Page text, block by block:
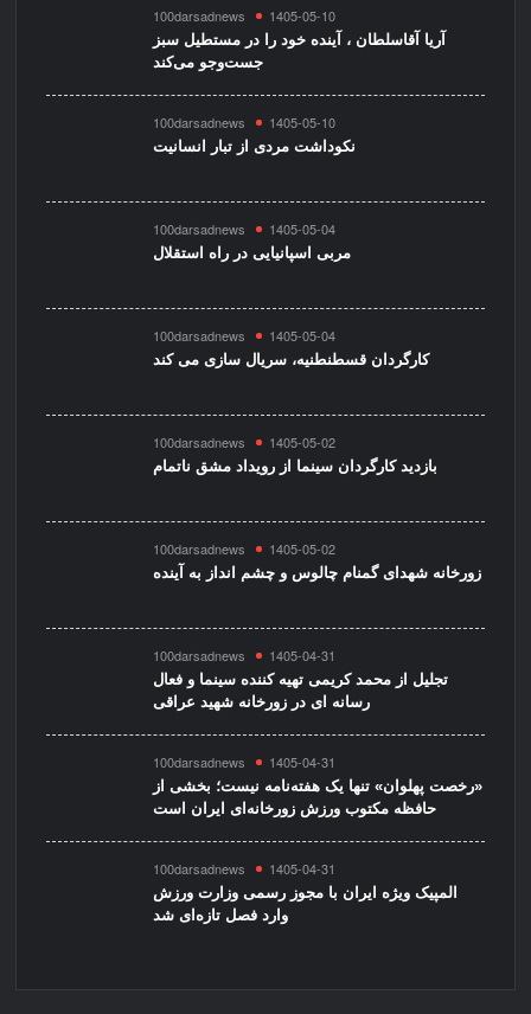
100darsadnews 1405-05-10
آریا آقاسلطان ، آینده خود را در مستطیل سبز
جست‌وجو می‌کند
100darsadnews 1405-05-10
نکوداشت مردی از تبار انسانیت
100darsadnews 1405-05-04
مربی اسپانیایی در راه استقلال
100darsadnews 1405-05-04
کارگردان قسطنطنیه، سریال سازی می کند
100darsadnews 1405-05-02
بازدید کارگردان سینما از رویداد مشق ناتمام
100darsadnews 1405-05-02
زورخانه شهدای گمنام چالوس و چشم انداز به آینده
100darsadnews 1405-04-31
تجلیل از محمد کریمی تهیه کننده سینما و فعال
رسانه ای در زورخانه شهید عراقی
100darsadnews 1405-04-31
«رخصت پهلوان» تنها یک هفته‌نامه نیست؛ بخشی از
حافظه مکتوب ورزش زورخانه‌ای ایران است
100darsadnews 1405-04-31
المپیک ویژه ایران با مجوز رسمی وزارت ورزش
وارد فصل تازه‌ای شد